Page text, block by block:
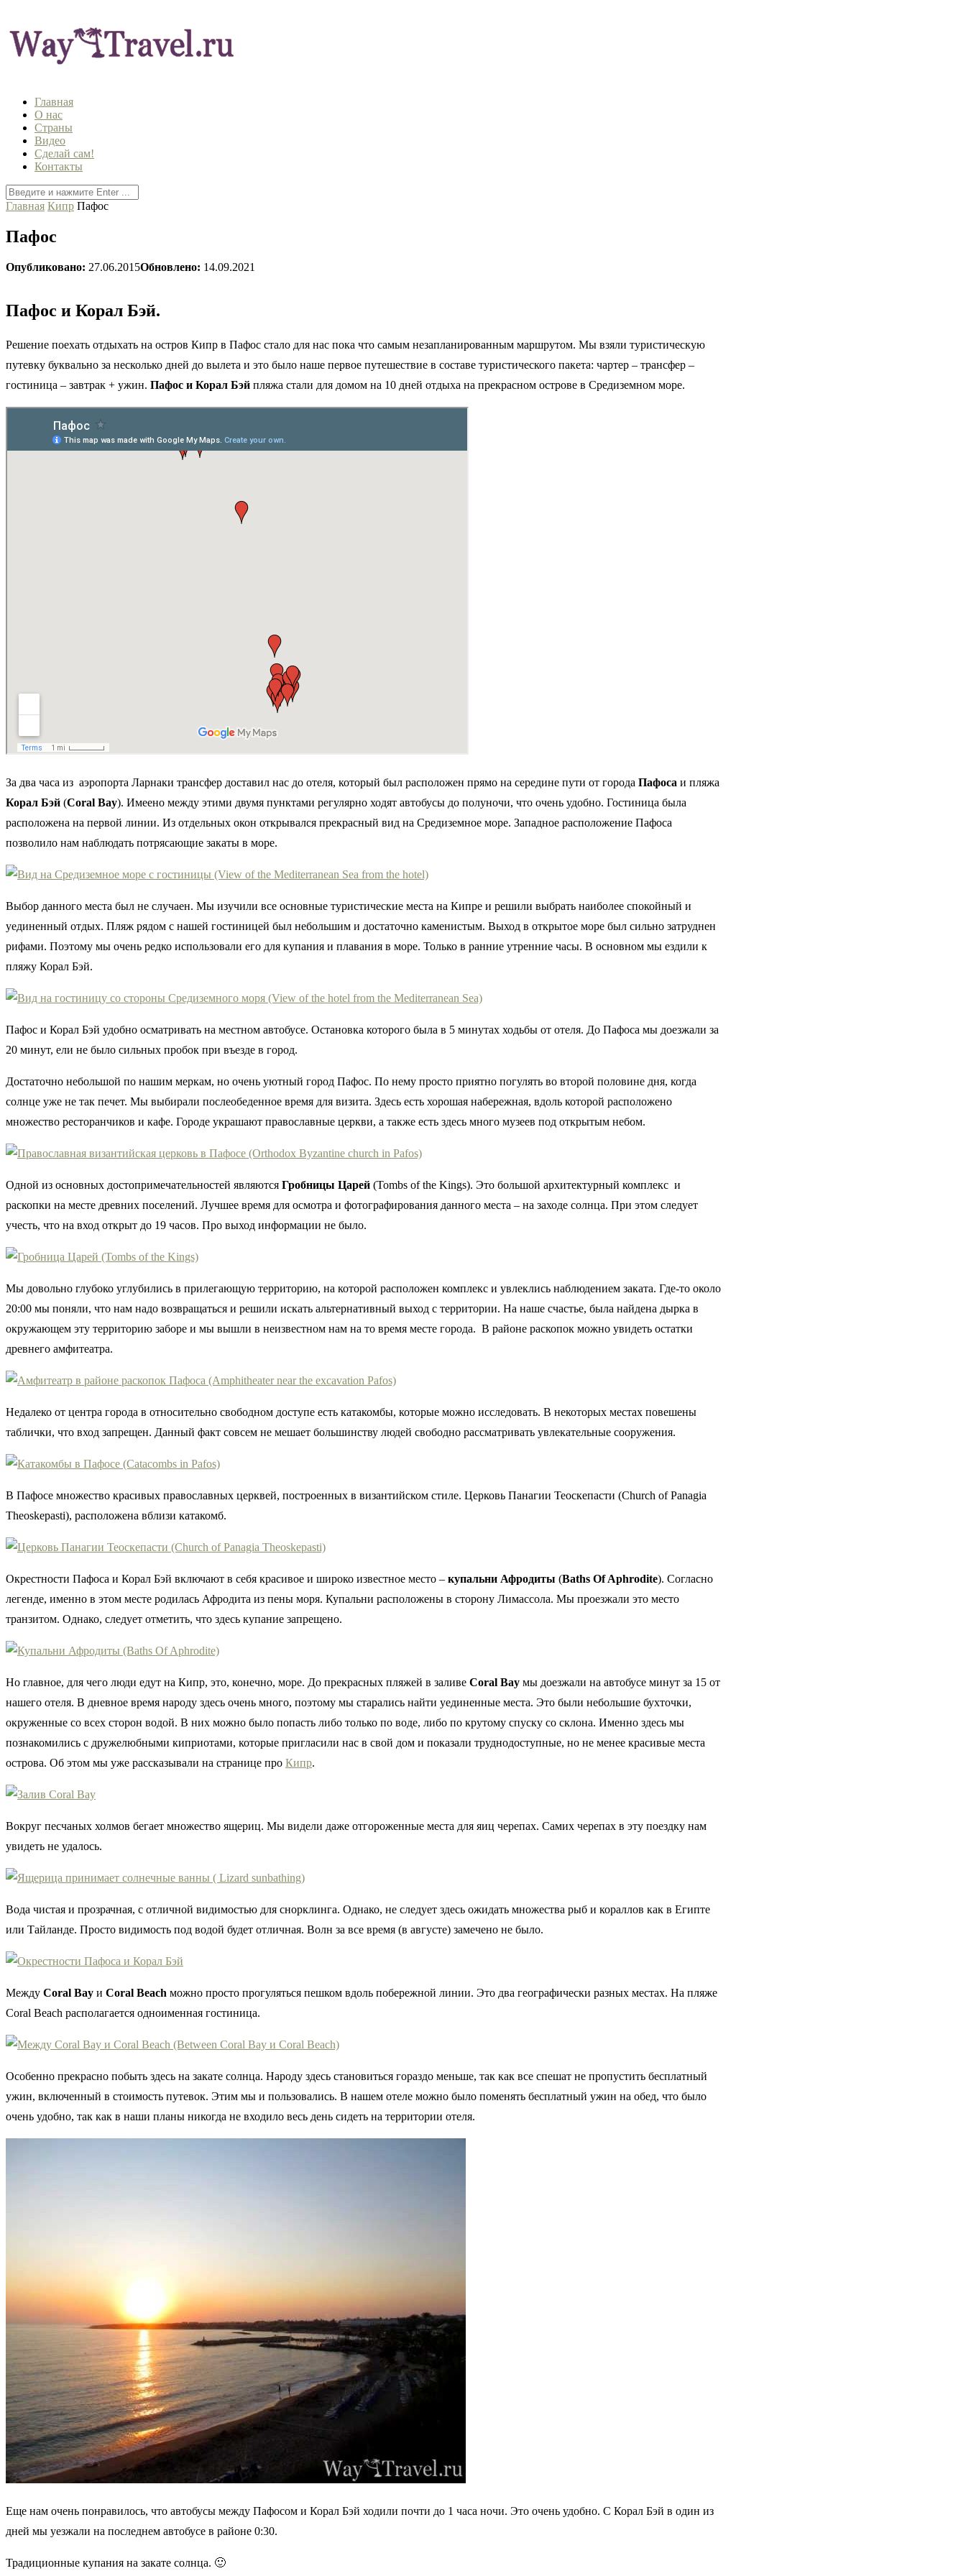
Главная
О нас
Страны
Видео
Сделай сам!
Контакты
Главная Кипр Пафос
Пафос
Опубликовано: 27.06.2015Обновлено: 14.09.2021
Пафос и Корал Бэй.
Решение поехать отдыхать на остров Кипр в Пафос стало для нас пока что самым незапланированным маршрутом. Мы взяли туристическую
путевку буквально за несколько дней до вылета и это было наше первое путешествие в составе туристического пакета: чартер – трансфер –
гостиница – завтрак + ужин. Пафос и Корал Бэй пляжа стали для домом на 10 дней отдыха на прекрасном острове в Средиземном море.
За два часа из аэропорта Ларнаки трансфер доставил нас до отеля, который был расположен прямо на середине пути от города Пафоса и пляжа
Корал Бэй (Coral Bay). Имеено между этими двумя пунктами регулярно ходят автобусы до полуночи, что очень удобно. Гостиница была
расположена на первой линии. Из отдельных окон открывался прекрасный вид на Средиземное море. Западное расположение Пафоса
позволило нам наблюдать потрясающие закаты в море.
Выбор данного места был не случаен. Мы изучили все основные туристические места на Кипре и решили выбрать наиболее спокойный и
уединенный отдых. Пляж рядом с нашей гостиницей был небольшим и достаточно каменистым. Выход в открытое море был сильно затруднен
рифами. Поэтому мы очень редко использовали его для купания и плавания в море. Только в ранние утренние часы. В основном мы ездили к
пляжу Корал Бэй.
Пафос и Корал Бэй удобно осматривать на местном автобусе. Остановка которого была в 5 минутах ходьбы от отеля. До Пафоса мы доезжали за
20 минут, ели не было сильных пробок при въезде в город.
Достаточно небольшой по нашим меркам, но очень уютный город Пафос. По нему просто приятно погулять во второй половине дня, когда
солнце уже не так печет. Мы выбирали послеобеденное время для визита. Здесь есть хорошая набережная, вдоль которой расположено
множество ресторанчиков и кафе. Городе украшают православные церкви, а также есть здесь много музеев под открытым небом.
Одной из основных достопримечательностей являются Гробницы Царей (Tombs of the Kings). Это большой архитектурный комплекс и
раскопки на месте древних поселений. Лучшее время для осмотра и фотографирования данного места – на заходе солнца. При этом следует
учесть, что на вход открыт до 19 часов. Про выход информации не было.
Мы довольно глубоко углубились в прилегающую территорию, на которой расположен комплекс и увлеклись наблюдением заката. Где-то около
20:00 мы поняли, что нам надо возвращаться и решили искать альтернативный выход с территории. На наше счастье, была найдена дырка в
окружающем эту территорию заборе и мы вышли в неизвестном нам на то время месте города. В районе раскопок можно увидеть остатки
древнего амфитеатра.
Недалеко от центра города в относительно свободном доступе есть катакомбы, которые можно исследовать. В некоторых местах повешены
таблички, что вход запрещен. Данный факт совсем не мешает большинству людей свободно рассматривать увлекательные сооружения.
В Пафосе множество красивых православных церквей, построенных в византийском стиле. Церковь Панагии Теоскепасти (Church of Panagia
Theoskepasti), расположена вблизи катакомб.
Окрестности Пафоса и Корал Бэй включают в себя красивое и широко известное место – купальни Афродиты (Baths Of Aphrodite). Согласно
легенде, именно в этом месте родилась Афродита из пены моря. Купальни расположены в сторону Лимассола. Мы проезжали это место
транзитом. Однако, следует отметить, что здесь купание запрещено.
Но главное, для чего люди едут на Кипр, это, конечно, море. До прекрасных пляжей в заливе Coral Bay мы доезжали на автобусе минут за 15 от
нашего отеля. В дневное время народу здесь очень много, поэтому мы старались найти уединенные места. Это были небольшие бухточки,
окруженные со всех сторон водой. В них можно было попасть либо только по воде, либо по крутому спуску со склона. Именно здесь мы
познакомились с дружелюбными киприотами, которые пригласили нас в свой дом и показали труднодоступные, но не менее красивые места
острова. Об этом мы уже рассказывали на странице про Кипр.
Вокруг песчаных холмов бегает множество ящериц. Мы видели даже отгороженные места для яиц черепах. Самих черепах в эту поездку нам
увидеть не удалось.
Вода чистая и прозрачная, с отличной видимостью для снорклинга. Однако, не следует здесь ожидать множества рыб и кораллов как в Египте
или Тайланде. Просто видимость под водой будет отличная. Волн за все время (в августе) замечено не было.
Между Coral Bay и Coral Beach можно просто прогуляться пешком вдоль побережной линии. Это два географически разных местах. На пляже
Coral Beach располагается одноименная гостиница.
Особенно прекрасно побыть здесь на закате солнца. Народу здесь становиться гораздо меньше, так как все спешат не пропустить бесплатный
ужин, включенный в стоимость путевок. Этим мы и пользовались. В нашем отеле можно было поменять бесплатный ужин на обед, что было
очень удобно, так как в наши планы никогда не входило весь день сидеть на территории отеля.
Еще нам очень понравилось, что автобусы между Пафосом и Корал Бэй ходили почти до 1 часа ночи. Это очень удобно. С Корал Бэй в один из
дней мы уезжали на последнем автобусе в районе 0:30.
Традиционные купания на закате солнца. 🙂